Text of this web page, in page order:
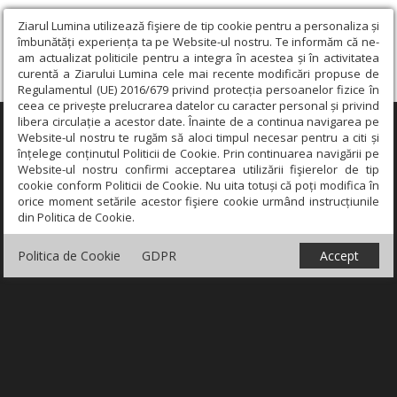
Ziarul Lumina utilizează fişiere de tip cookie pentru a personaliza și
îmbunătăți experiența ta pe Website-ul nostru. Te informăm că ne-
am actualizat politicile pentru a integra în acestea și în activitatea
curentă a Ziarului Lumina cele mai recente modificări propuse de
Regulamentul (UE) 2016/679 privind protecția persoanelor fizice în
ceea ce privește prelucrarea datelor cu caracter personal și privind
libera circulație a acestor date. Înainte de a continua navigarea pe
Website-ul nostru te rugăm să aloci timpul necesar pentru a citi și
înțelege conținutul Politicii de Cookie. Prin continuarea navigării pe
Website-ul nostru confirmi acceptarea utilizării fişierelor de tip
cookie conform Politicii de Cookie. Nu uita totuși că poți modifica în
orice moment setările acestor fişiere cookie urmând instrucțiunile
din Politica de Cookie.
Politica de Cookie GDPR Accept
×